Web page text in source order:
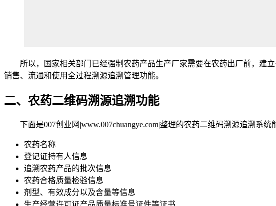
所以，国家相关部门已经强制农药产品生产厂家需要在农药出厂前，建立
销售、流通和使用全过程溯源追溯管理功能。
二、农药二维码溯源追溯功能
下面是007创业网|www.007chuangye.com|整理的农药二维码溯源追溯系统
农药名称
登记证持有人信息
追溯农药产品的批次信息
农药合格质量检验信息
剂型、有效成分以及含量等信息